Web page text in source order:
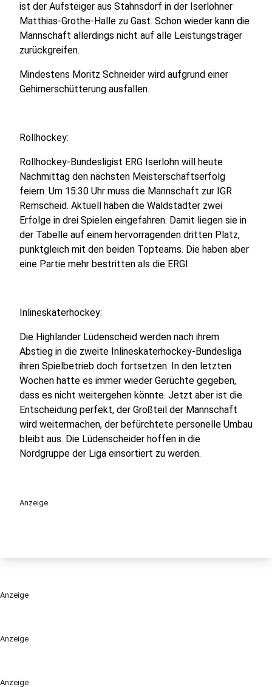
Anzeige
Anzeige
ist der Aufsteiger aus Stahnsdorf in der Iserlohner
Matthias-Grothe-Halle zu Gast. Schon wieder kann die
Mannschaft allerdings nicht auf alle Leistungsträger
zurückgreifen.
Mindestens Moritz Schneider wird aufgrund einer
Gehirnerschütterung ausfallen.
Rollhockey:
Rollhockey-Bundesligist ERG Iserlohn will heute
Nachmittag den nächsten Meisterschaftserfolg
feiern. Um 15:30 Uhr muss die Mannschaft zur IGR
Remscheid. Aktuell haben die Waldstädter zwei
Erfolge in drei Spielen eingefahren. Damit liegen sie in
der Tabelle auf einem hervorragenden dritten Platz,
punktgleich mit den beiden Topteams. Die haben aber
eine Partie mehr bestritten als die ERGI.
Inlineskaterhockey:
Die Highlander Lüdenscheid werden nach ihrem
Abstieg in die zweite Inlineskaterhockey-Bundesliga
ihren Spielbetrieb doch fortsetzen. In den letzten
Wochen hatte es immer wieder Gerüchte gegeben,
dass es nicht weitergehen könnte. Jetzt aber ist die
Entscheidung perfekt, der Großteil der Mannschaft
wird weitermachen, der befürchtete personelle Umbau
bleibt aus. Die Lüdenscheider hoffen in die
Nordgruppe der Liga einsortiert zu werden.
Anzeige
Anzeige